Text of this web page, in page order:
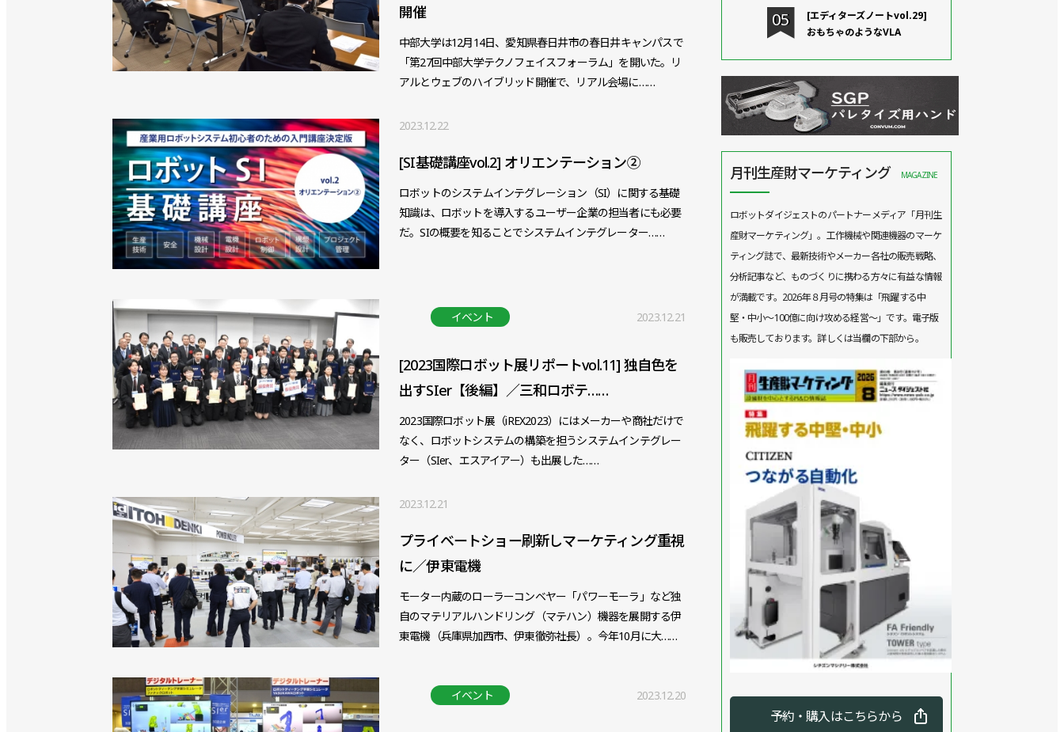
開催
中部大学は12月14日、愛知県春日井市の春日井キャンパスで
「第27回中部大学テクノフェイスフォーラム」を開いた。リ
アルとウェブのハイブリッド開催で、リアル会場に……
2023.12.22
[SI基礎講座vol.2] オリエンテーション②
ロボットのシステムインテグレーション（SI）に関する基礎
知識は、ロボットを導入するユーザー企業の担当者にも必要
だ。SIの概要を知ることでシステムインテグレーター……
イベント 2023.12.21
[2023国際ロボット展リポートvol.11] 独自色を
出すSIer【後編】／三和ロボテ……
2023国際ロボット展（iREX2023）にはメーカーや商社だけで
なく、ロボットシステムの構築を担うシステムインテグレー
ター（SIer、エスアイアー）も出展した……
2023.12.21
プライベートショー刷新しマーケティング重視
に／伊東電機
モーター内蔵のローラーコンベヤー「パワーモーラ」など独
自のマテリアルハンドリング（マテハン）機器を展開する伊
東電機（兵庫県加西市、伊東徹弥社長）。今年10月に大……
イベント 2023.12.20
[エディターズノートvol.29]
おもちゃのようなVLA
月刊生産財マーケティング MAGAZINE
ロボットダイジェストのパートナーメディア「月刊生
産財マーケティング」。工作機械や関連機器のマーケ
ティング誌で、最新技術やメーカー各社の販売戦略、
分析記事など、ものづくりに携わる方々に有益な情報
が満載です。2026年８月号の特集は「飛躍する中
堅・中小～100億に向け攻める経営～」です。電子版
も販売しております。詳しくは当欄の下部から。
予約・購入はこちらから